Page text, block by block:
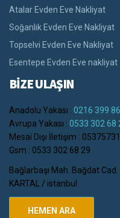
Atalar Evden Eve Nakliyat
Soğanlık Evden Eve Nakliyat
Topselvi Evden Eve Nakliyat
Esentepe Evden Eve nakliyat
BİZE ULAŞIN
Anadolu Yakası : 0216 399
Avrupa Yakası : 0533 302 68
Mesai Dışı İletişim :
Gsm : 0533 302 68 29
Bağlarbaşı Mah. Bağdat
KARTAL / istanbul
HEMEN ARA